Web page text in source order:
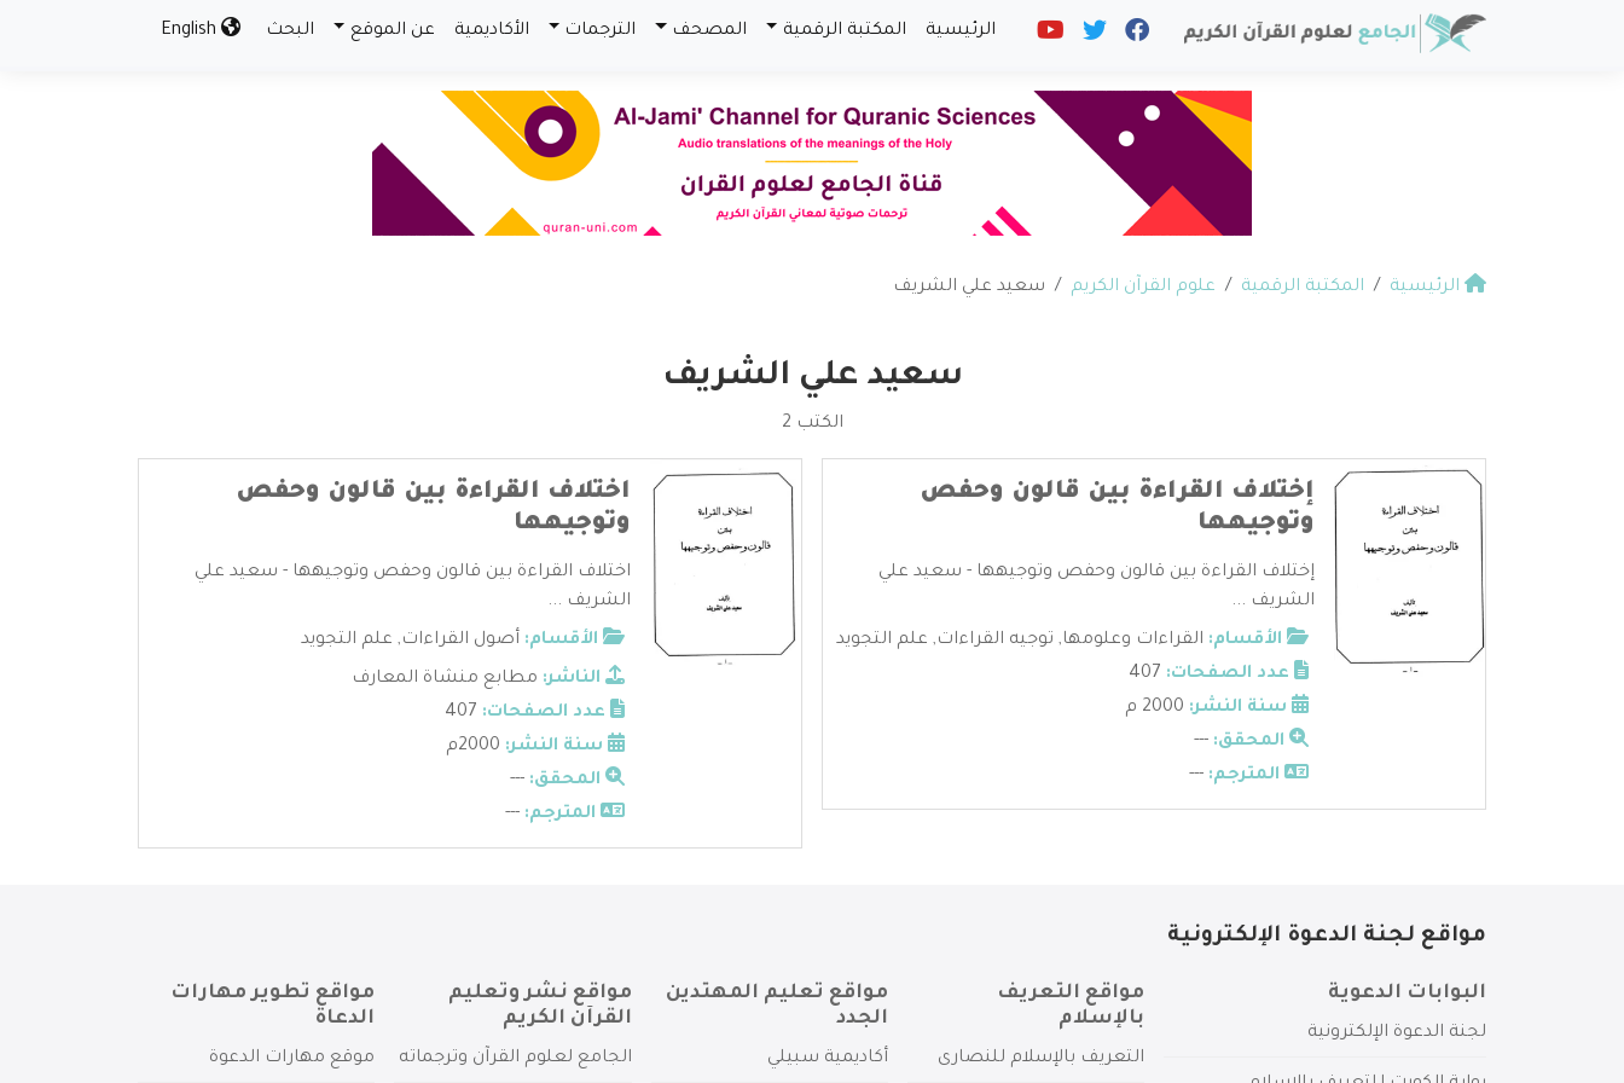
الرئيسية المكتبة الرقمية المصحف الترجمات الأكاديمية عن الموقع البحث
الرئيسية المكتبة الرقمية علوم القرآن الكريم سعيد علي الشريف
سعيد علي الشريف
الكتب 2
إختلاف القراءة بين قالون وحفص
وتوجيهها
إختلاف القراءة بين قالون وحفص وتوجيهها - سعيد علي
الشريف ...
الأقسام: القراءات وعلومها, توجيه القراءات, علم التجويد
عدد الصفحات:
سنة النشر:
المحقق: ---
المترجم: ---
اختلاف القراءة بين قالون وحفص
وتوجيهها
اختلاف القراءة بين قالون وحفص وتوجيهها - سعيد علي
الشريف ...
الأقسام: أصول القراءات, علم التجويد
الناشر: مطابع منشاة المعارف
عدد الصفحات:
سنة النشر:
المحقق: ---
المترجم: ---
مواقع لجنة الدعوة الإلكترونية
البوابات الدعوية
لجنة الدعوة الإلكترونية
مواقع التعريف
بالإسلام
التعريف بالإسلام للنصارى
مواقع تعليم المهتدين
الجدد
أكاديمية سبيلي
مواقع نشر وتعليم
القرآن الكريم
الجامع لعلوم القرآن وترجماته
مواقع تطوير مهارات
الدعاة
موقع مهارات الدعوة